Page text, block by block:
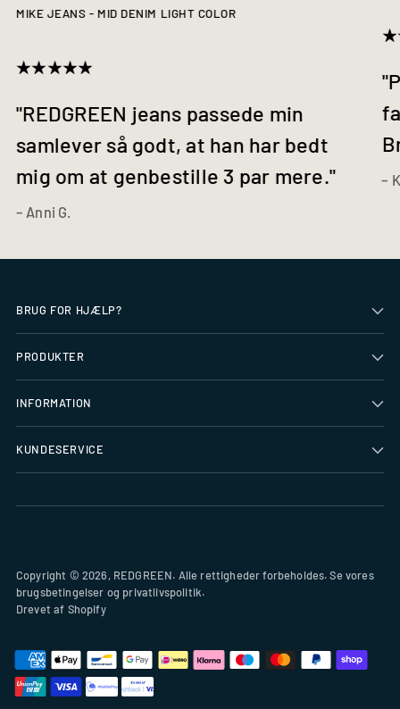
"REDGREEN jeans passede min
samlever så godt, at han har bedt
mig om at genbestille 3 par mere."
– Anni G.
MIKE JEANS - MID DENIM LIGHT COLOR
–
BRUG FOR HJÆLP?
PRODUKTER
INFORMATION
KUNDESERVICE
Copyright © 2026, REDGREEN. Alle rettigheder forbeholdes. Se vores
brugsbetingelser og privatlivspolitik.
Drevet af Shopify